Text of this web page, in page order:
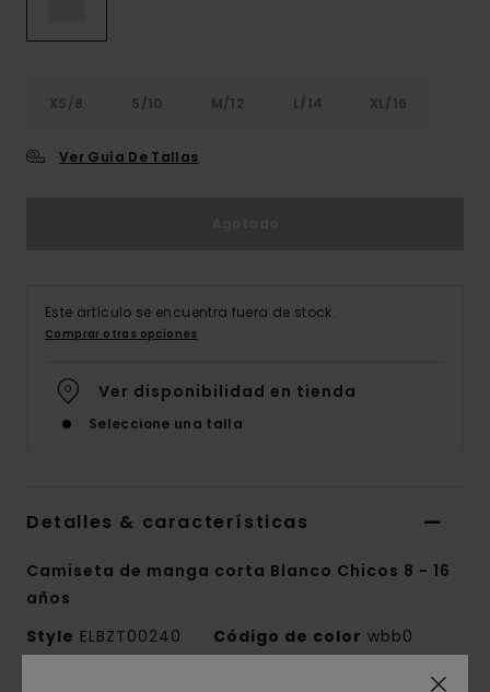
XS/8 S/10 M/12 L/14 XL/16
Ver Guía De Tallas
Este artículo se encuentra fuera de stock.
Comprar otras opciones
Ver disponibilidad en tienda
Seleccione una talla
Detalles & características
Camiseta de manga corta Blanco Chicos 8 - 16
años
Style ELBZT00240 Código de color wbb0